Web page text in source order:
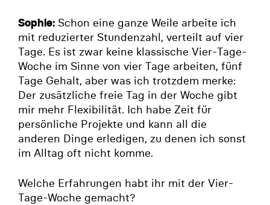
Sophie: Schon eine ganze Weile arbeite ich
mit reduzierter Stundenzahl, verteilt auf vier
Tage. Es ist zwar keine klassische Vier-Tage-
Woche im Sinne von vier Tage arbeiten, fünf
Tage Gehalt, aber was ich trotzdem merke:
Der zusätzliche freie Tag in der Woche gibt
mir mehr Flexibilität. Ich habe Zeit für
persönliche Projekte und kann all die
anderen Dinge erledigen, zu denen ich sonst
im Alltag oft nicht komme.
Welche Erfahrungen habt ihr mit der Vier-
Tage-Woche gemacht?